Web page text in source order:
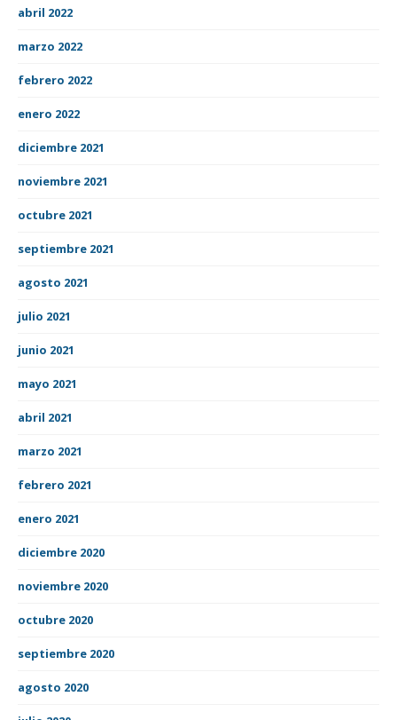
abril 2022
marzo 2022
febrero 2022
enero 2022
diciembre 2021
noviembre 2021
octubre 2021
septiembre 2021
agosto 2021
julio 2021
junio 2021
mayo 2021
abril 2021
marzo 2021
febrero 2021
enero 2021
diciembre 2020
noviembre 2020
octubre 2020
septiembre 2020
agosto 2020